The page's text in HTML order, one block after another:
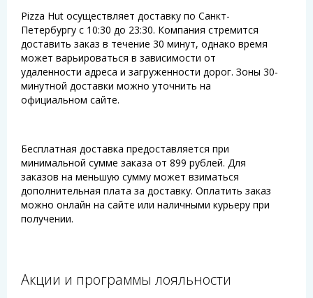
Pizza Hut осуществляет доставку по Санкт-
Петербургу с 10:30 до 23:30. Компания стремится
доставить заказ в течение 30 минут, однако время
может варьироваться в зависимости от
удаленности адреса и загруженности дорог. Зоны 30-
минутной доставки можно уточнить на
официальном сайте.
Бесплатная доставка предоставляется при
минимальной сумме заказа от 899 рублей. Для
заказов на меньшую сумму может взиматься
дополнительная плата за доставку. Оплатить заказ
можно онлайн на сайте или наличными курьеру при
получении.
Акции и программы лояльности